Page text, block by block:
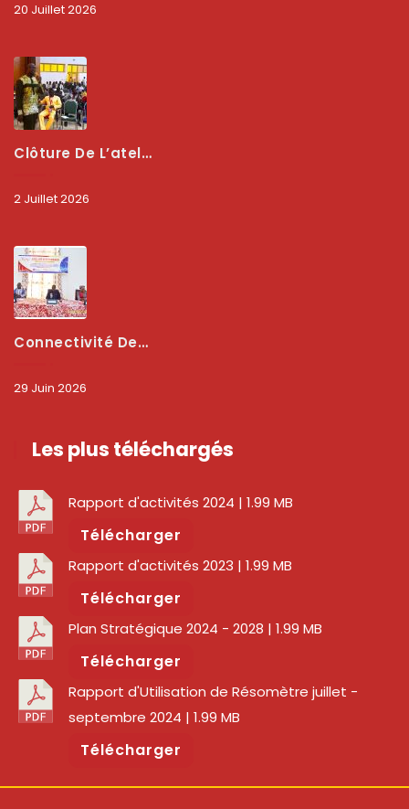
20 Juillet 2026
Clôture De L’atelier National : L’ARCEP Et Les Collectivités Territoriales Consolident Leur Partenariat Pour Booster La Qualité Des Services Numériques
2 Juillet 2026
Connectivité Des Territoires : L’ARCEP Et Les Collectivités Territoriales Scellent Un Pacte Stratégique À Bobo-Dioulasso Pour Booster La Qualité Des Réseaux
29 Juin 2026
Les plus téléchargés
Rapport d'activités 2024 | 1.99 MB
Télécharger
Rapport d'activités 2023 | 1.99 MB
Télécharger
Plan Stratégique 2024 - 2028 | 1.99 MB
Télécharger
Rapport d'Utilisation de Résomètre juillet -
septembre 2024 | 1.99 MB
Télécharger